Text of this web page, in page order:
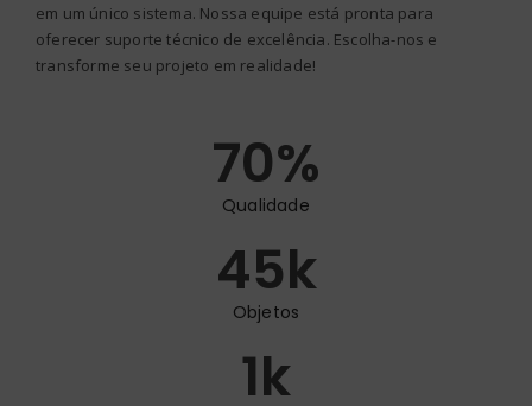
em um único sistema. Nossa equipe está pronta para
oferecer suporte técnico de excelência. Escolha-nos e
transforme seu projeto em realidade!
Qualidade
70%
Objetos
45k
1k